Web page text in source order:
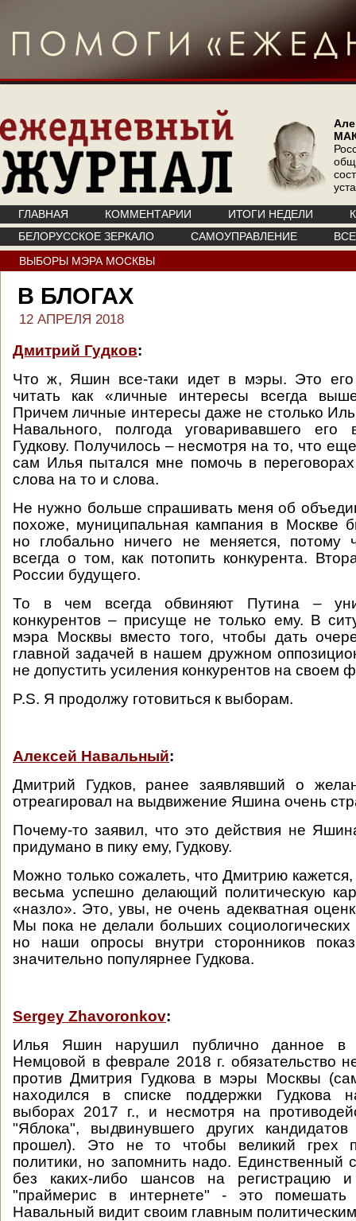
ГЛАВНАЯ КОММЕНТАРИИ ИТОГИ НЕДЕЛИ
БЕЛОРУССКОЕ ЗЕРКАЛО
САМОУПРАВЛЕНИЕ
ВЫБОРЫ МЭРА МОСКВЫ
В БЛОГАХ
12 АПРЕЛЯ 2018
Дмитрий Гудков:
Что ж, Яшин все-таки идет в мэры. Это его
читать как «личные интересы всегда
Причем личные интересы даже не столько
Навального, полгода уговаривавшего его
Гудкову. Получилось – несмотря на то, что
сам Илья пытался мне помочь в
слова на то и слова.
Не нужно больше спрашивать меня об
похоже, муниципальная кампания в Москве
но глобально ничего не меняется, потому
всегда о том, как потопить конкурента.
России будущего.
То в чем всегда обвиняют Путина –
конкурентов – присуще не только ему. В
мэра Москвы вместо того, чтобы дать
главной задачей в нашем дружном
не допустить усиления конкурентов на своем
P.S. Я продолжу готовиться к выборам.
Алексей Навальный:
Дмитрий Гудков, ранее заявлявший о
отреагировал на выдвижение Яшина очень
Почему-то заявил, что это действия не
придумано в пику ему, Гудкову.
Можно только сожалеть, что Дмитрию
весьма успешно делающий политическую
«назло». Это, увы, не очень адекватная
Мы пока не делали больших
но наши опросы внутри сторонников
значительно популярнее Гудкова.
Sergey Zhavoronkov:
Илья Яшин нарушил публично данное в
Немцовой в феврале 2018 г. обязательство
против Дмитрия Гудкова в мэры Москвы
находился в списке поддержки Гудкова
выборах 2017 г., и несмотря на
"Яблока", выдвинувшего других
прошел). Это не то чтобы великий грех
политики, но запомнить надо. Единственный
без каких-либо шансов на регистрацию
"праймерис в интернете" - это помешать
Навальный видит своим главным